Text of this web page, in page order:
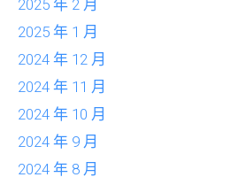
2025 年 2 月
2025 年 1 月
2024 年 12 月
2024 年 11 月
2024 年 10 月
2024 年 9 月
2024 年 8 月